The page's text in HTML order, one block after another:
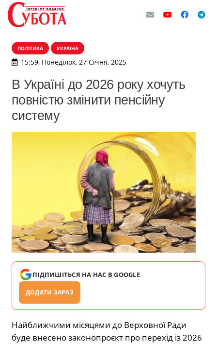
ПОЛІТИКА УКРАЇНА
15:59, Понеділок, 27 Січня, 2025
В Україні до 2026 року хочуть
повністю змінити пенсійну
систему
ПІДПИШІТЬСЯ НА НАС В GOOGLE
ДОДАТИ ЗАРАЗ
Найближчими місяцями до Верховної Ради
буде внесено законопроєкт про перехід із 2026